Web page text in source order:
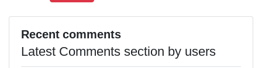
Recent comments
Latest Comments section by users